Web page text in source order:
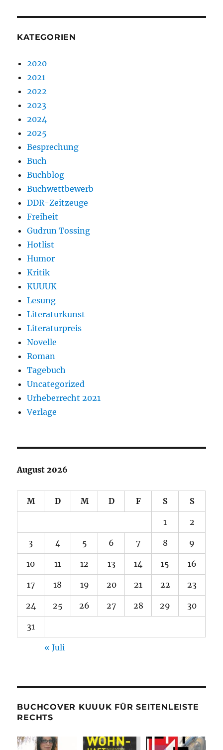
KATEGORIEN
2020
2021
2022
2023
2024
2025
Besprechung
Buch
Buchblog
Buchwettbewerb
DDR-Zeitzeuge
Freiheit
Gudrun Tossing
Hotlist
Humor
Kritik
KUUUK
Lesung
Literaturkunst
Literaturpreis
Novelle
Roman
Tagebuch
Uncategorized
Urheberrecht 2021
Verlage
August 2026
M D M D F S S
1 2
3 4 5 6 7 8 9
10 11 12 13 14 15 16
17 18 19 20 21 22 23
24 25 26 27 28 29 30
31
« Juli
BUCHCOVER KUUUK FÜR SEITENLEISTE
RECHTS